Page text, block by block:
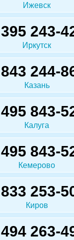
Ижевск
243-
Иркутск
244-
Казань
843-
Калуга
843-
Кемерово
253-
Киров
263-